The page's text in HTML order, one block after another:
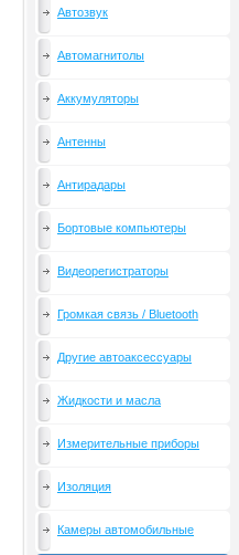
Автозвук
Автомагнитолы
Аккумуляторы
Антенны
Антирадары
Бортовые компьютеры
Видеорегистраторы
Громкая связь / Bluetooth
Другие автоаксессуары
Жидкости и масла
Измерительные приборы
Изоляция
Камеры автомобильные